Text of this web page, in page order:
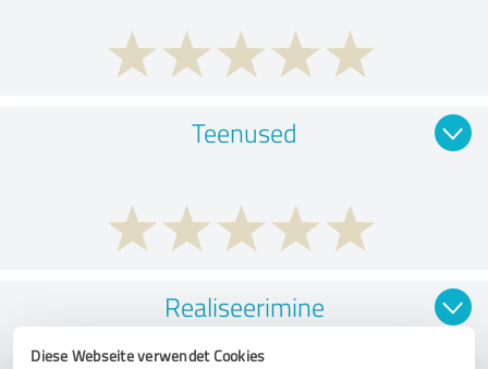
Diese Webseite verwendet Cookies
Teenused
Realiseerimine